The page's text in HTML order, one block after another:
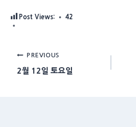
Post Views: 42
Post
navigation
PREVIOUS
2월 12일 토요일